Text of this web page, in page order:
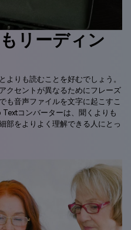
リーディン
よりも読むことを好むでしょう。
クセントが異なるためにフレーズ
も音声ファイルを文字に起こすこ
コンバーターは、聞くよりも
部をよりよく理解できる人にとっ